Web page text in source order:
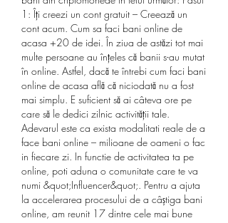
1: Îți creezi un cont gratuit – Creează un
cont acum. Cum sa faci bani online de
acasa +20 de idei. În ziua de astăzi tot mai
multe persoane au înțeles că banii s-au mutat
în online. Astfel, dacă te întrebi cum faci bani
online de acasa află că niciodată nu a fost
mai simplu. E suficient să ai câteva ore pe
care să le dedici zilnic activității tale.
Adevarul este ca exista modalitati reale de a
face bani online – milioane de oameni o fac
in fiecare zi. In functie de activitatea ta pe
online, poti aduna o comunitate care te va
numi &quot;Influencer&quot;. Pentru a ajuta
la accelerarea procesului de a câștiga bani
online, am reunit 17 dintre cele mai bune